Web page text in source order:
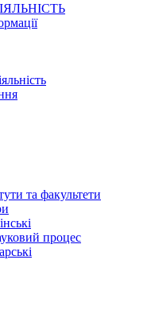
та факультети
процес